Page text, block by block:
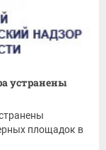
устранены
площадок в